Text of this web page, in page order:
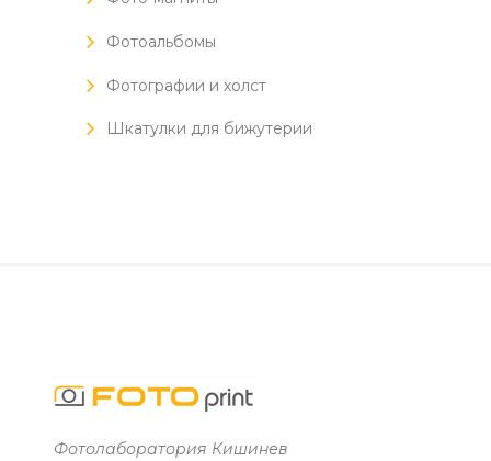
Фотоальбомы
Фотографии и холст
Шкатулки для бижутерии
Фотолаборатория Кишинев